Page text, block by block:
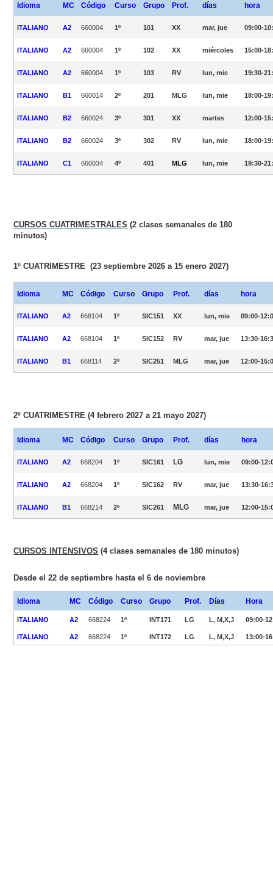
Idioma MC Código Curso Grupo Prof. días hora
ITALIANO A2 660004 1º 101 XX mar, jue 09:00-
ITALIANO A2 660004 1º 102 XX miércoles 15:00-
ITALIANO A2 660004 1º 103 RV lun, mie 19:30-
ITALIANO B1 660014 2º 201 MLG lun, mie 18:00-
ITALIANO B2 660024 3º 301 XX martes 12:00-
ITALIANO B2 660024 3º 302 RV lun, mie 18:00-
ITALIANO C1 660034 4º 401 MLG lun, mie 19:30-
CURSOS CUATRIMESTRALES (2 clases semanales de 180
minutos)
1º CUATRIMESTRE (23 septiembre 2026 a 15 enero 2027)
Idioma MC Código Curso Grupo Prof. días hora
ITALIANO A2 668104 1º SIC151 XX lun, mie 09:00-
ITALIANO A2 668104 1º SIC152 RV mar, jue 13:30-
ITALIANO B1 668114 2º SIC251 MLG mar, jue 12:00-
2º CUATRIMESTRE (4 febrero 2027 a 21 mayo 2027)
Idioma MC Código Curso Grupo Prof. días hora
ITALIANO A2 668204 1º SIC161 LG lun, mie 09:00-
ITALIANO A2 668204 1º SIC162 RV mar, jue 13:30-
ITALIANO B1 668214 2º SIC261 MLG mar, jue 12:00-
CURSOS INTENSIVOS (4 clases semanales de 180 minutos)
Desde el 22 de septiembre hasta el 6 de noviembre
Idioma MC Código Curso Grupo Prof. Días Hora
ITALIANO A2 668224 1º INT171 LG L, M,X,J 09:00-
ITALIANO A2 668224 1º INT172 LG L, M,X,J 13:00-